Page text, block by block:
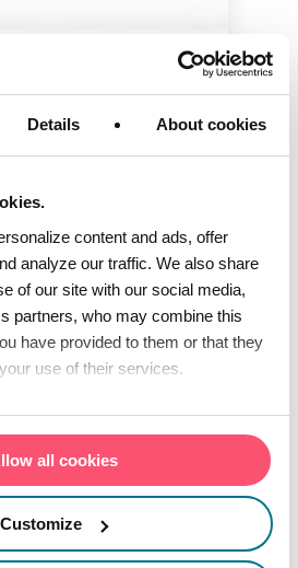
Details About cookies
content and ads, offer
analyze our traffic. We also share
of our site with our social media,
partners, who may combine this
have provided to them or that they
use of their services.
all cookies
Customize